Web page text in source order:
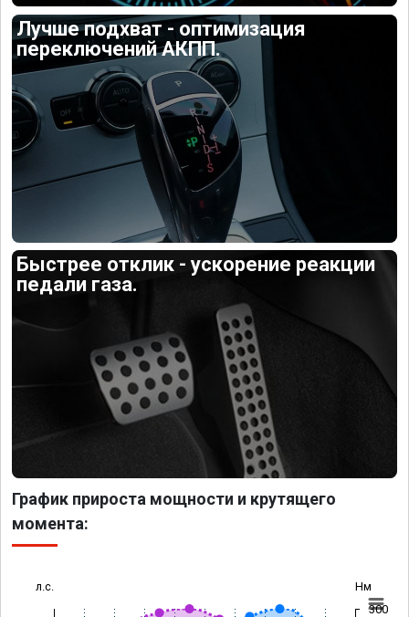
Лучше подхват - оптимизация
переключений АКПП.
Быстрее отклик - ускорение реакции
педали газа.
График прироста мощности и крутящего
момента:
л.с. Нм
300